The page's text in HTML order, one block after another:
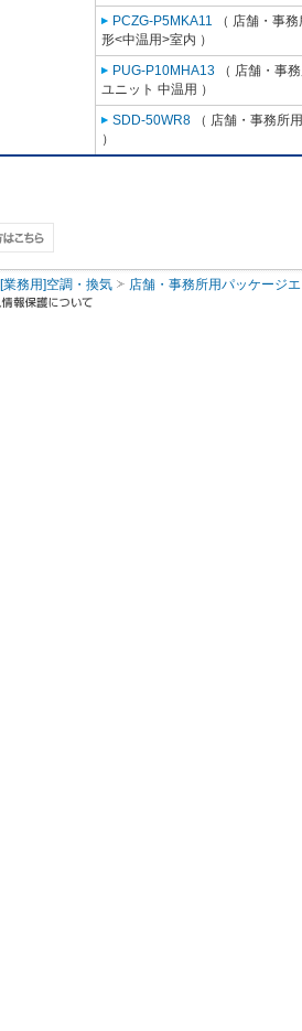
PCZG-P5MKA11 （ 店舗・事
形<中温用>室内 ）
PUG-P10MHA13 （ 店舗・事
ユニット 中温用 ）
SDD-50WR8 （ 店舗・事務所
）
[業務用]空調・換気 店舗・事務所用パッケージ